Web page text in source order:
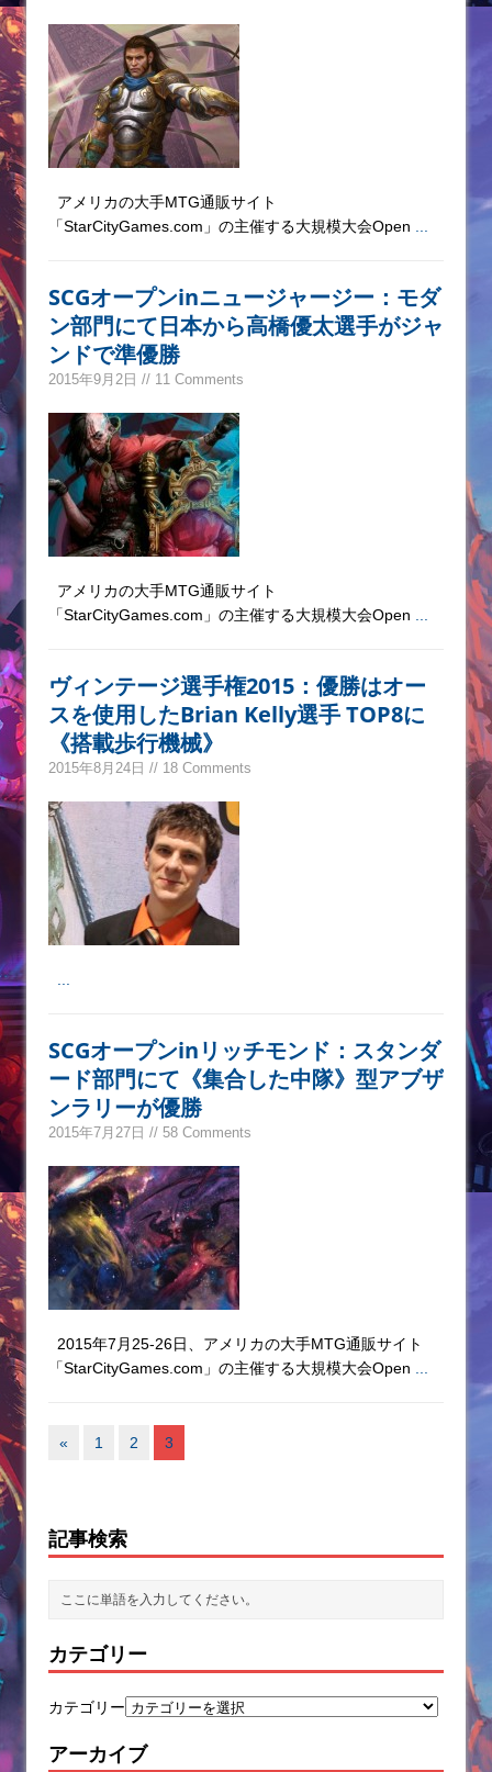
アメリカの大手MTG通販サイト
「StarCityGames.com」の主催する大規模大会Open
SCGオープンinニュージャージー：モダ
ン部門にて日本から高橋優太選手がジャ
ンドで準優勝
2015年9月2日 // 11 Comments
アメリカの大手MTG通販サイト
「StarCityGames.com」の主催する大規模大会Open
ヴィンテージ選手権2015：優勝はオー
スを使用したBrian Kelly選手 TOP8に
《搭載歩行機械》
2015年8月24日 // 18 Comments
SCGオープンinリッチモンド：スタンダ
ード部門にて《集合した中隊》型アブザ
ンラリーが優勝
2015年7月27日 // 58 Comments
2015年7月25-26日、アメリカの大手MTG通販サイト
「StarCityGames.com」の主催する大規模大会Open
« 1 2 3
記事検索
カテゴリー
カテゴリー
アーカイブ